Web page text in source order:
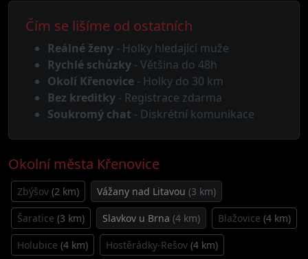
Čím se lišíme od ostatních
Reálné ženy - Holky hledající muže
Rychlé schůzky - Většina do 48h
Okolí Křenovice - Holky do 30 km
Bez kreditky - Registrace zdarma
Soukromý chat - Diskrétní komunikace
Okolní města Křenovice
Zbýšov (2 km) Vážany nad Litavou (3 km)
Šaratice (3 km) Slavkov u Brna (4 km) Blažovice (4 km)
Holubice (4 km) Hostěrádky-Rešov (4 km)